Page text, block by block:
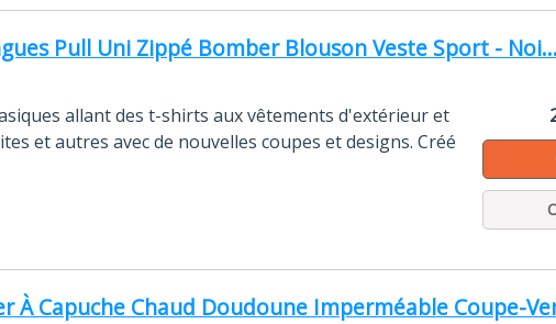
Pull Uni Zippé Bomber Blouson Veste Sport - Noi...
allant des t-shirts aux vêtements d'extérieur et
et autres avec de nouvelles coupes et designs. Créé
Capuche Chaud Doudoune Imperméable Coupe-